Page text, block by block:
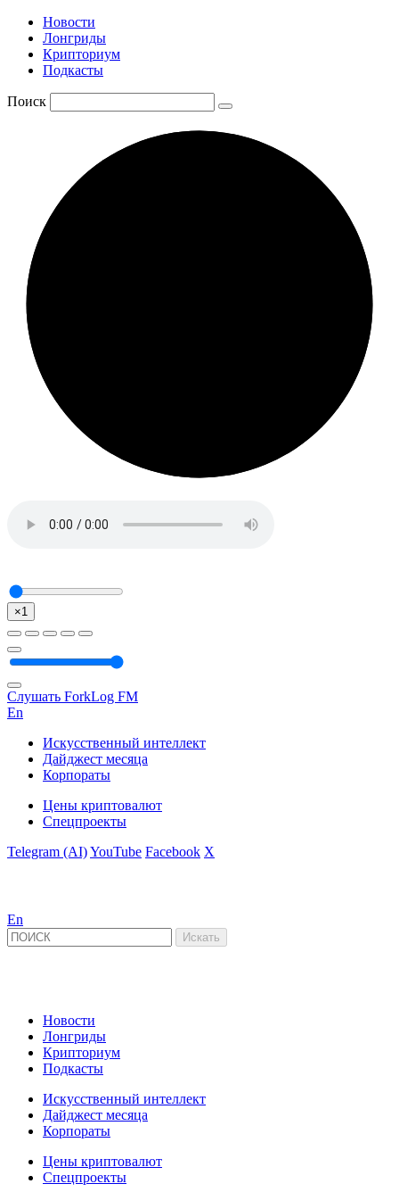
Новости
Лонгриды
Крипториум
Подкасты
Поиск
×1
Слушать ForkLog FM
En
Искусственный интеллект
Дайджест месяца
Корпораты
Цены криптовалют
Спецпроекты
Telegram (AI)YouTube Facebook X
En
Новости
Лонгриды
Крипториум
Подкасты
Искусственный интеллект
Дайджест месяца
Корпораты
Цены криптовалют
Спецпроекты